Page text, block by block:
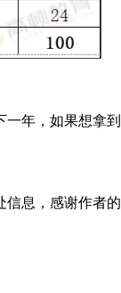
年，如果想拿
息，感谢作者的